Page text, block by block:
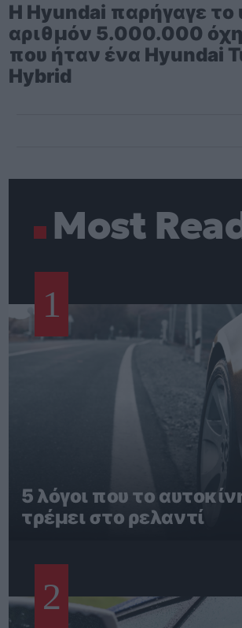
Η Hyundai παρήγαγε το
αριθμόν 5.000.000
που ήταν ένα Hyundai
Hybrid
Most
1
5 λόγοι που το
τρέμει στο ρελαντί
2